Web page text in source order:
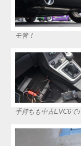
モ管！
手持ちも中古EVC6で♪